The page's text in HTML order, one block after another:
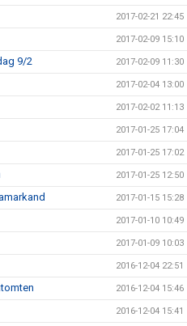
2017-02-21 22:45
2017-02-09 15:10
9/2 2017-02-09 11:30
2017-02-04 13:00
2017-02-02 11:13
2017-01-25 17:04
2017-01-25 17:02
2017-01-25 12:50
2017-01-15 15:28
2017-01-10 10:49
2017-01-09 10:03
2016-12-04 22:51
2016-12-04 15:46
2016-12-04 15:41